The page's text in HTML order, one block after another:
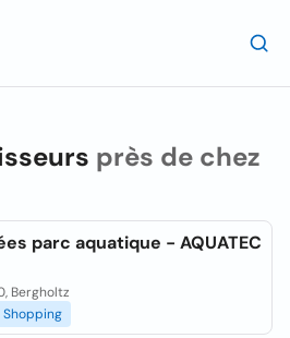
près de chez
parc aquatique - AQUATEC
Bergholtz
Shopping